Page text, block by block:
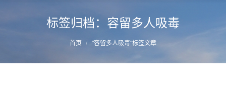
标签归档： 容留多人吸毒
首页 "容留多人吸毒"标签文章